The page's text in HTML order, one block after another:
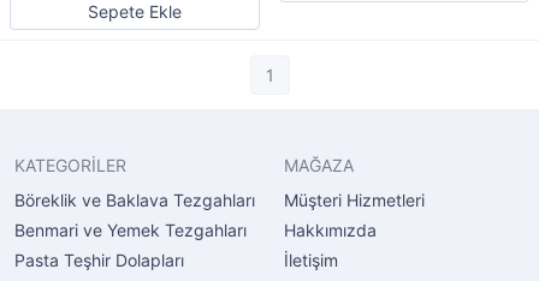
Sepete Ekle
1
KATEGORİLER
Böreklik ve Baklava Tezgahları
Benmari ve Yemek Tezgahları
Pasta Teşhir Dolapları
MAĞAZA
Müşteri Hizmetleri
Hakkımızda
İletişim